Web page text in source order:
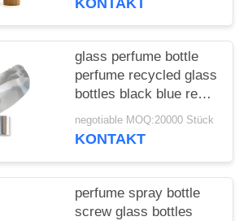
glass perfume bottle
perfume recycled glass
bottles black blue red
pink green cap plastic
and metal
negotiable MOQ:20000 Stück
KONTAKT
perfume spray bottle
screw glass bottles